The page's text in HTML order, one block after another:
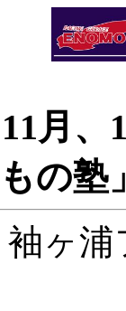
11月
の塾
ヶ